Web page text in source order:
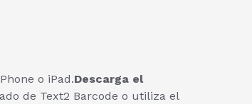
o iPad.Descarga el
de Text2 Barcode o utiliza el